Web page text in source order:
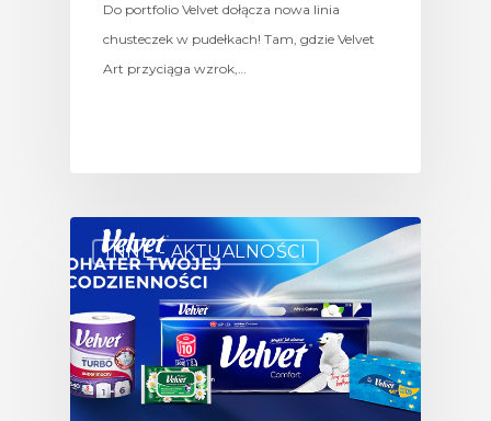
Do portfolio Velvet dołącza nowa linia
chusteczek w pudełkach! Tam, gdzie Velvet
Art przyciąga wzrok,…
INNE - AKTUALNOŚCI